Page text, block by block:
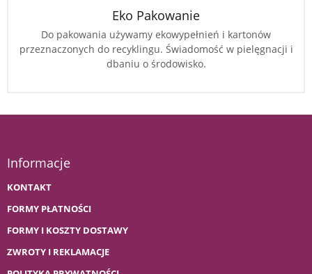
Eko Pakowanie
Do pakowania używamy ekowypełnień i kartonów
przeznaczonych do recyklingu. Świadomość w pielęgnacji i
dbaniu o środowisko.
Informacje
KONTAKT
FORMY PŁATNOŚCI
FORMY I KOSZTY DOSTAWY
ZWROTY I REKLAMACJE